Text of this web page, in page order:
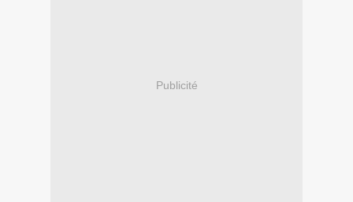
Publicité